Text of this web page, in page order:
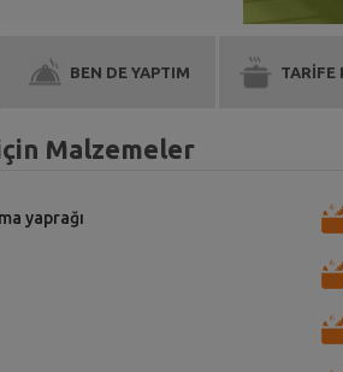
BEN DE YAPTIM TARİFE
Malzemeler
yaprağı